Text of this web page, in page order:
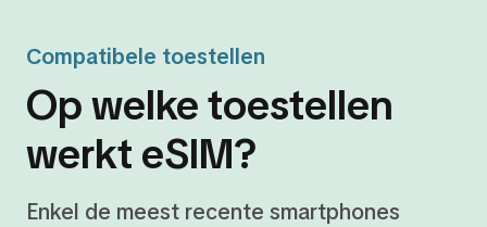
Compatibele toestellen
Op welke toestellen
werkt eSIM?
Enkel de meest recente smartphones